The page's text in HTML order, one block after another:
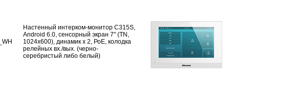
Настенный интерком-монитор C315S,
Android 6.0, сенсорный экран 7" (TN,
1024x600), динамик х 2, РоЕ, колодка
релейных вх./вых. (черно-
серебристый либо белый)